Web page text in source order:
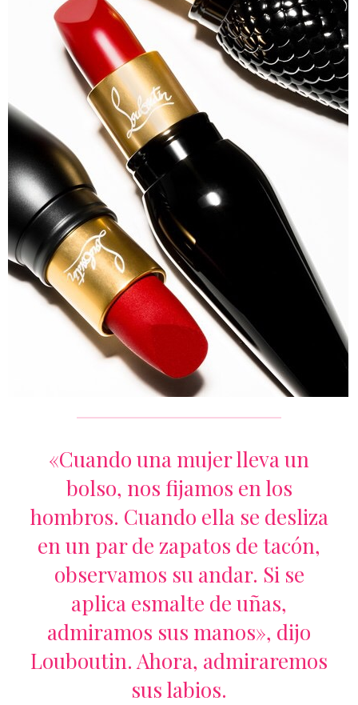
«Cuando una mujer lleva un
bolso, nos fijamos en los
hombros. Cuando ella se desliza
en un par de zapatos de tacón,
observamos su andar. Si se
aplica esmalte de uñas,
admiramos sus manos», dijo
Louboutin. Ahora, admiraremos
sus labios.